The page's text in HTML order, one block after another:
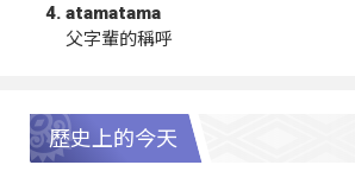
atamatama
父字輩的稱呼
歷史上的今天